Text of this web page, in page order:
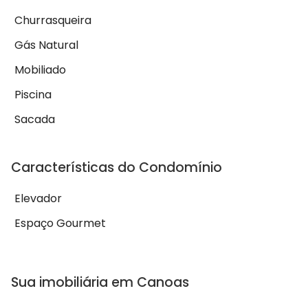
Churrasqueira
Gás Natural
Mobiliado
Piscina
Sacada
Características do Condomínio
Elevador
Espaço Gourmet
Sua imobiliária em Canoas